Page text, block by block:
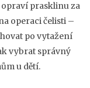
prasklinu za
operaci čelisti –
po vytažení
vybrat správný
u dětí.